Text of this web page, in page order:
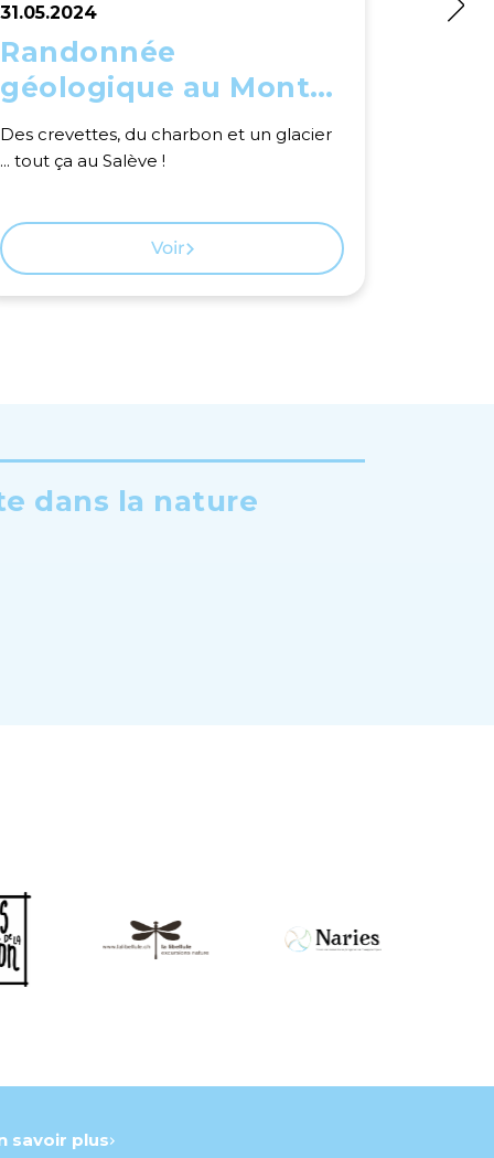
31.05.2024
Randonnée
géologique au Mont
Salève
Des crevettes, du charbon et un glacier
... tout ça au Salève !
Voir
dans la nature
savoir plus